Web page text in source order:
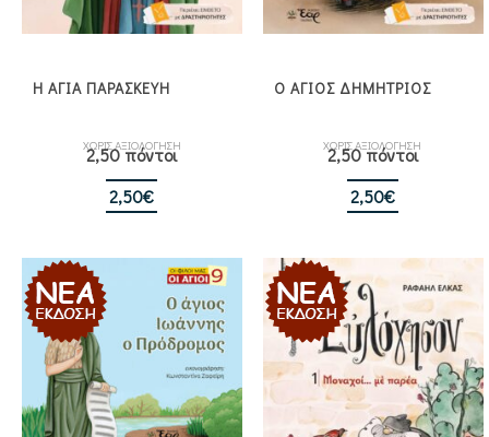
Η ΑΓΙΑ ΠΑΡΑΣΚΕΥΗ
ΧΩΡΙΣ ΑΞΙΟΛΟΓΗΣΗ
2,50 πόντοι
2,50€
Ο ΑΓΙΟΣ ΔΗΜΗΤΡΙΟΣ
ΧΩΡΙΣ ΑΞΙΟΛΟΓΗΣΗ
2,50 πόντοι
2,50€